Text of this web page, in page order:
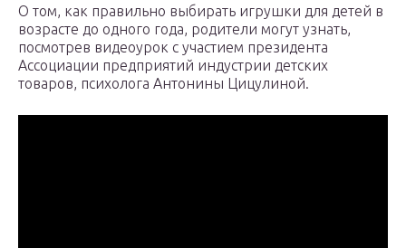
О том, как правильно выбирать игрушки для детей в
возрасте до одного года, родители могут узнать,
посмотрев видеоурок с участием президента
Ассоциации предприятий индустрии детских
товаров, психолога Антонины Цицулиной.